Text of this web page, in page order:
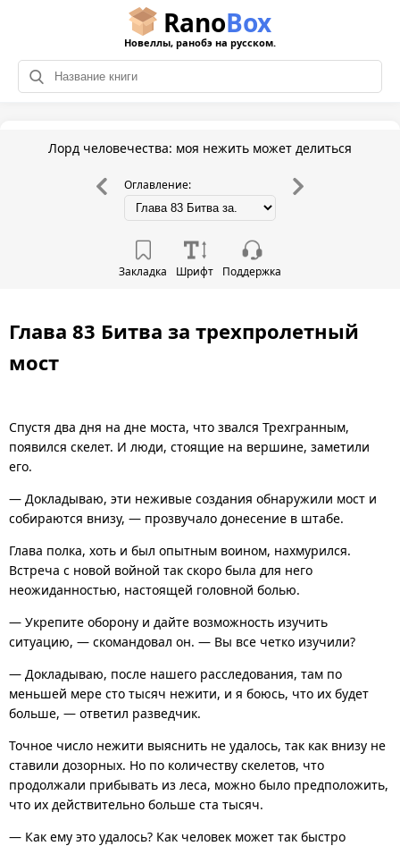
RanoBox
Новеллы, ранобэ на русском.
Лорд человечества: моя нежить может делиться
Оглавление:
Закладка Шрифт Поддержка
Глава 83 Битва за трехпролетный
мост
Спустя два дня на дне моста, что звался Трехгранным,
появился скелет. И люди, стоящие на вершине, заметили
его.
— Докладываю, эти неживые создания обнаружили мост и
собираются внизу, — прозвучало донесение в штабе.
Глава полка, хоть и был опытным воином, нахмурился.
Встреча с новой войной так скоро была для него
неожиданностью, настоящей головной болью.
— Укрепите оборону и дайте возможность изучить
ситуацию, — скомандовал он. — Вы все четко изучили?
— Докладываю, после нашего расследования, там по
меньшей мере сто тысяч нежити, и я боюсь, что их будет
больше, — ответил разведчик.
Точное число нежити выяснить не удалось, так как внизу не
ставили дозорных. Но по количеству скелетов, что
продолжали прибывать из леса, можно было предположить,
что их действительно больше ста тысяч.
— Как ему это удалось? Как человек может так быстро